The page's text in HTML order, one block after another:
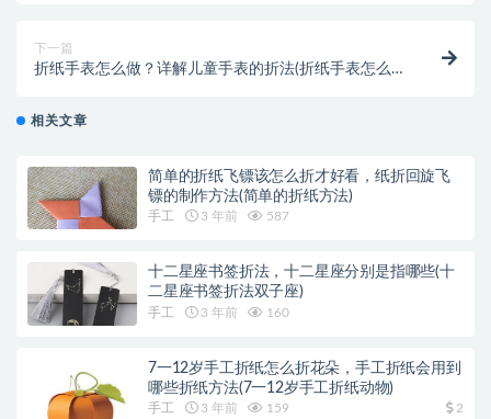
下一篇
折纸手表怎么做？详解儿童手表的折法(折纸手表怎么做
相关文章
简单的折纸飞镖该怎么折才好看，纸折回旋飞
镖的制作方法(简单的折纸方法)
手工 3 年前 587
十二星座书签折法，十二星座分别是指哪些(十
二星座书签折法双子座)
手工 3 年前 160
7一12岁手工折纸怎么折花朵，手工折纸会用到
哪些折纸方法(7一12岁手工折纸动物)
手工 3 年前 159 2